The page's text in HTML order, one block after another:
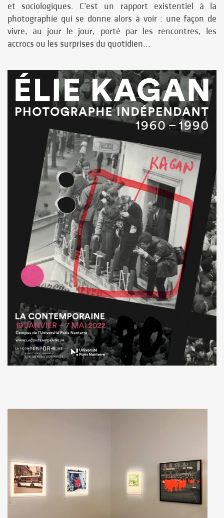
et sociologiques. C’est un rapport existentiel à la
photographie qui se donne alors à voir : une façon de
vivre, au jour le jour, porté par les rencontres, les
accrocs ou les surprises du quotidien...